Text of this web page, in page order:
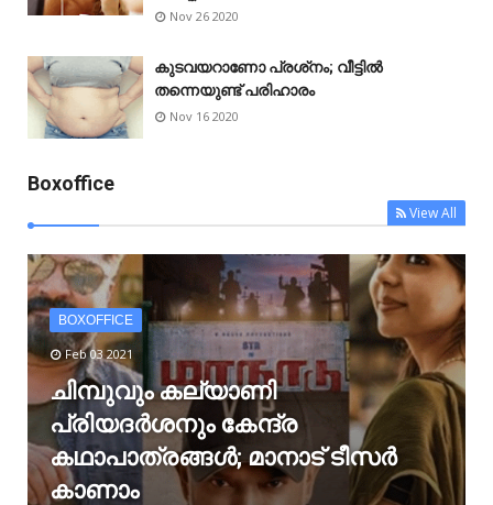
Nov 26 2020
കുടവയറാണോ പ്രശ്‌നം; വീട്ടിൽ
തന്നെയുണ്ട് പരിഹാരം
Nov 16 2020
Boxoffice
View All
BOXOFFICE
Feb 03 2021
ചിമ്പുവും കല്യാണി
പ്രിയദർശനും കേന്ദ്ര
കഥാപാത്രങ്ങൾ; മാനാട് ടീസർ
കാണാം